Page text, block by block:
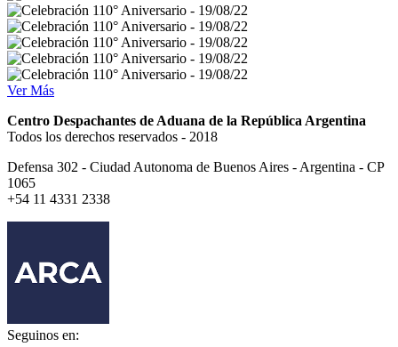
Ver Más
Centro Despachantes de Aduana de la República Argentina
Todos los derechos reservados - 2018
Defensa 302 - Ciudad Autonoma de Buenos Aires - Argentina - CP
1065
+54 11 4331 2338
Seguinos en: